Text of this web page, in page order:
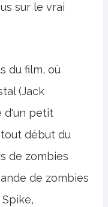
sur le vrai
du film, où
(Jack
d'un petit
début du
de zombies
de zombies